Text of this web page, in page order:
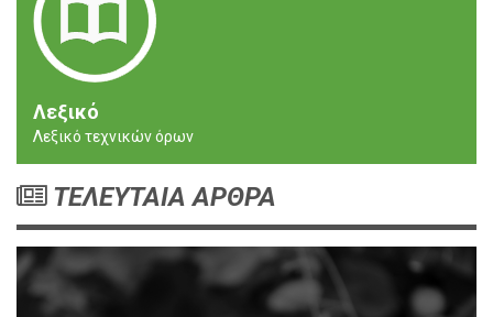
Λεξικό
Λεξικό τεχνικών όρων
ΤΕΛΕΥΤΑΙΑ ΑΡΘΡΑ